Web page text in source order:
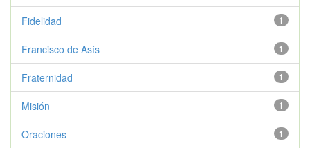
1
Fidelidad
1
Francisco de Asís
1
Fraternidad
1
Misión
1
Oraciones